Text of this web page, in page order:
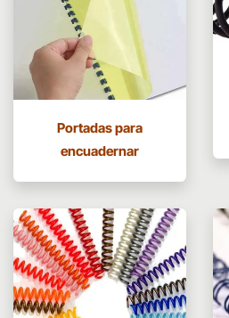
Portadas para
encuadernar